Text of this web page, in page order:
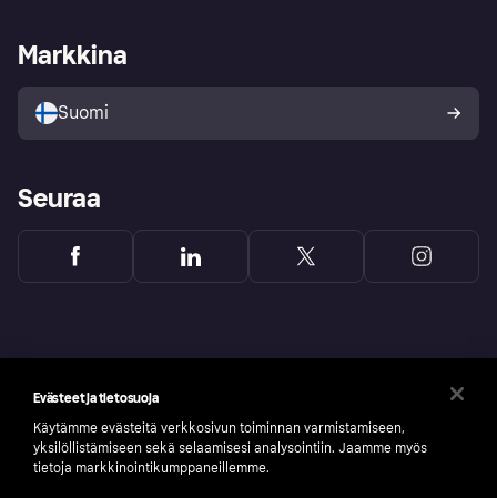
Tutustu kauppoihin
Ostajan turva
Kirjaudu sisään yrityksenä
Markkina
Suomi
Seuraa
Evästeet ja tietosuoja
Käytämme evästeitä verkkosivun toiminnan varmistamiseen,
yksilöllistämiseen sekä selaamisesi analysointiin. Jaamme myös
tietoja markkinointikumppaneillemme.